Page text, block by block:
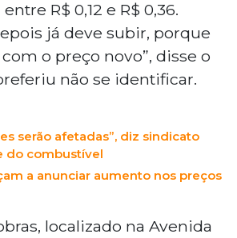
R$ 0,12 e R$ 0,36.
já deve subir, porque
o preço novo”, disse o
não se identificar.
serão afetadas”, diz sindicato
do combustível
a anunciar aumento nos preços
localizado na Avenida